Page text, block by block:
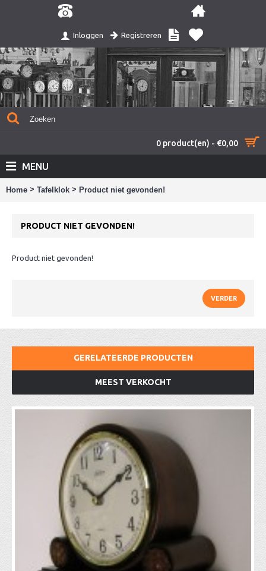
Inloggen Registreren
0 product(en) - €0,00
MENU
Home > Tafelklok > Product niet gevonden!
PRODUCT NIET GEVONDEN!
Product niet gevonden!
VERDER
GERELATEERDE PRODUCTEN
MEEST VERKOCHT